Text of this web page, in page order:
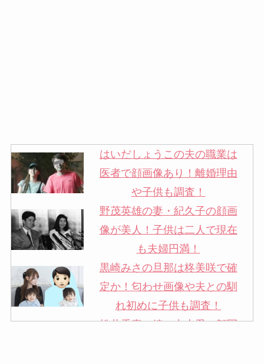
はいだしょうこの夫の職業は
医者で顔画像あり！離婚理由
や子供も調査！
野茂英雄の妻・紀久子の顔画
像が美人！子供は二人で現在
も夫婦円満！
黒崎みさの旦那は柊美咲で確
定か！匂わせ画像や夫との馴
れ初めに子供も調査！
松井秀喜の嫁・中山愛の顔写